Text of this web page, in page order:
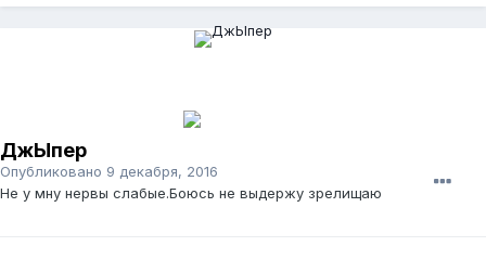
ДжЫпер
Опубликовано 9 декабря, 2016
Не у мну нервы слабые.Боюсь не выдержу зрелищаю